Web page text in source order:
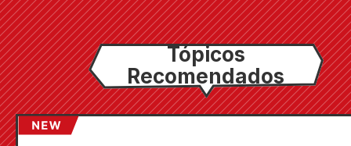
Tópicos
Recomendados